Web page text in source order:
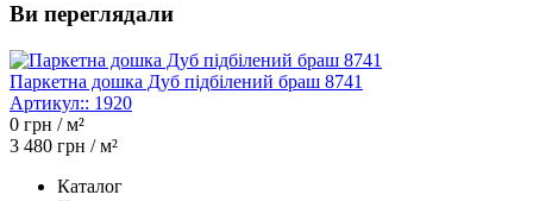
Ви переглядали
Паркетна дошка Дуб підбілений браш 8741
Артикул:: 1920
0 грн / м²
3 480 грн / м²
Каталог